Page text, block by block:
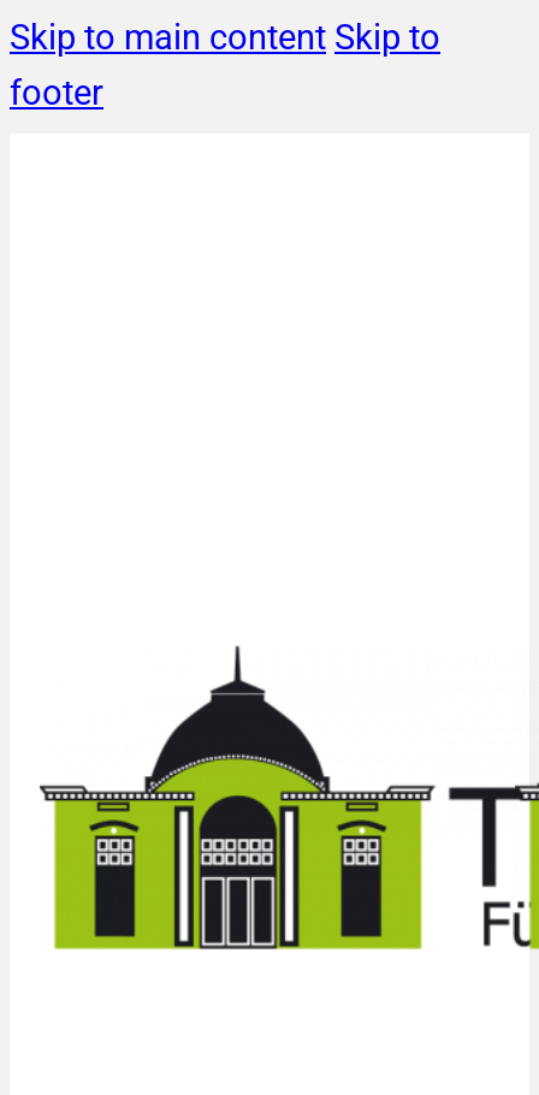
Skip to main content Skip to
footer